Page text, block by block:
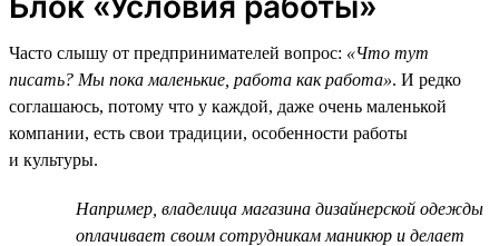
Часто слышу от предпринимателей вопрос: «Что тут
писать? Мы пока маленькие, работа как работа». И редко
соглашаюсь, потому что у каждой, даже очень маленькой
компании, есть свои традиции, особенности работы
и культуры.
Например, владелица магазина дизайнерской одежды
оплачивает своим сотрудникам маникюр и делает